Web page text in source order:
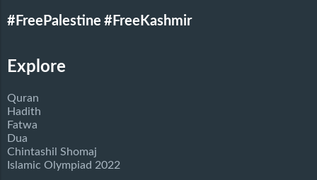
#FreePalestine #FreeKashmir
Explore
Quran
Hadith
Fatwa
Dua
Chintashil Shomaj
Islamic Olympiad 2022